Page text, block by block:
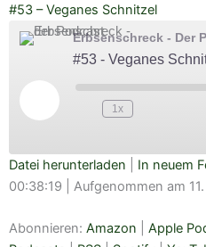
#53 – Veganes Schnitzel
Erbsenschreck - Der
#53 - Veganes
1x
Amazon
RSS
TEILEN
LINK
Datei herunterladen In neuem
00:38:19
Aufgenommen am
Abonnieren: Amazon Apple